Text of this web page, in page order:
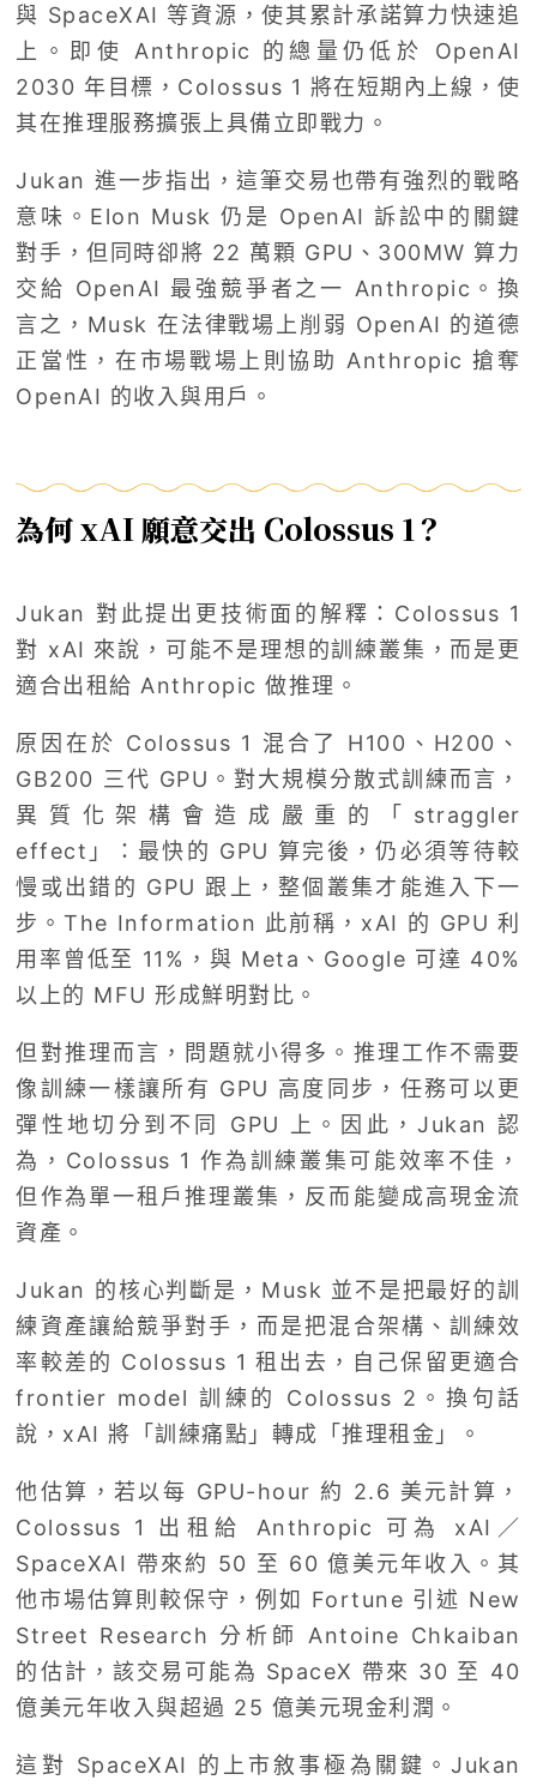
與 SpaceXAI 等資源，使其累計承諾算力快速追
上。即使 Anthropic 的總量仍低於 OpenAI
2030 年目標，Colossus 1 將在短期內上線，使
其在推理服務擴張上具備立即戰力。
Jukan 進一步指出，這筆交易也帶有強烈的戰略
意味。Elon Musk 仍是 OpenAI 訴訟中的關鍵
對手，但同時卻將 22 萬顆 GPU、300MW 算力
交給 OpenAI 最強競爭者之一 Anthropic。換
言之，Musk 在法律戰場上削弱 OpenAI 的道德
正當性，在市場戰場上則協助 Anthropic 搶奪
OpenAI 的收入與用戶。
為何 xAI 願意交出 Colossus 1？
Jukan 對此提出更技術面的解釋：Colossus 1
對 xAI 來說，可能不是理想的訓練叢集，而是更
適合出租給 Anthropic 做推理。
原因在於 Colossus 1 混合了 H100、H200、
GB200 三代 GPU。對大規模分散式訓練而言，
異質化架構會造成嚴重的「straggler
effect」：最快的 GPU 算完後，仍必須等待較
慢或出錯的 GPU 跟上，整個叢集才能進入下一
步。The Information 此前稱，xAI 的 GPU 利
用率曾低至 11%，與 Meta、Google 可達 40%
以上的 MFU 形成鮮明對比。
但對推理而言，問題就小得多。推理工作不需要
像訓練一樣讓所有 GPU 高度同步，任務可以更
彈性地切分到不同 GPU 上。因此，Jukan 認
為，Colossus 1 作為訓練叢集可能效率不佳，
但作為單一租戶推理叢集，反而能變成高現金流
資產。
Jukan 的核心判斷是，Musk 並不是把最好的訓
練資產讓給競爭對手，而是把混合架構、訓練效
率較差的 Colossus 1 租出去，自己保留更適合
frontier model 訓練的 Colossus 2。換句話
說，xAI 將「訓練痛點」轉成「推理租金」。
他估算，若以每 GPU-hour 約 2.6 美元計算，
Colossus 1 出租給 Anthropic 可為 xAI／
SpaceXAI 帶來約 50 至 60 億美元年收入。其
他市場估算則較保守，例如 Fortune 引述 New
Street Research 分析師 Antoine Chkaiban
的估計，該交易可能為 SpaceX 帶來 30 至 40
億美元年收入與超過 25 億美元現金利潤。
這對 SpaceXAI 的上市敘事極為關鍵。Jukan